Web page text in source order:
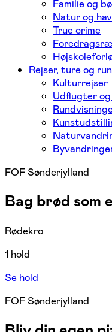
Familie og
Natur og
True crime
Rejser, ture og
Kulturrejser
Udflugter
FOF Sønderjylland
Bag brød som
Rødekro
1 hold
Se hold
FOF Sønderjylland